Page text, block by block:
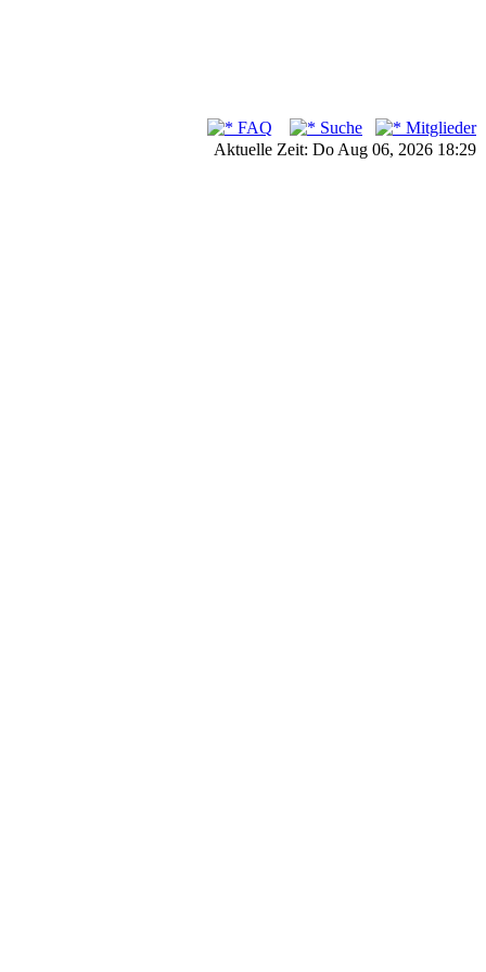
FAQ Suche
Mitglieder
Aktuelle Zeit: Do Aug 06, 2026 18:29